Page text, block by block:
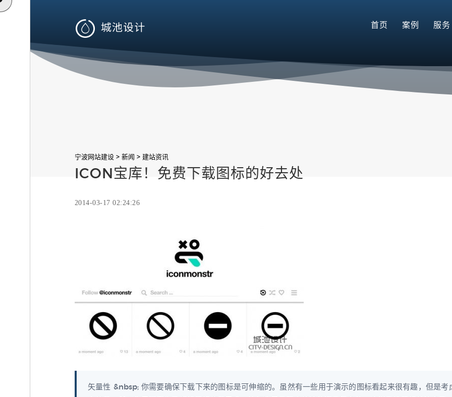
 首页 案例 服务
宁波网站建设> 新闻 > 建站资讯
ICON宝库！免费下载图标的好去处
2014-03-17 02:24:26
矢量性 &nbsp; 你需要确保下载下来的图标是可伸缩的。虽然有一些用于演示的图标看起来很有趣，但是考